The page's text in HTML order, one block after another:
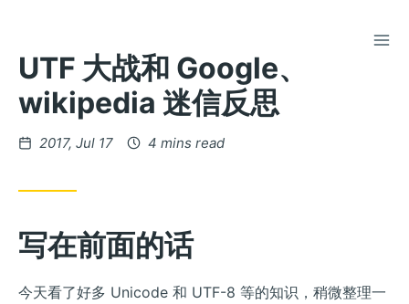
Content
UTF 大战和 Google、
wikipedia 迷信反思
Posted
2017, Jul 17 4 mins read
写在前面的话
今天看了好多 Unicode 和 UTF-8 等的知识，稍微整理一